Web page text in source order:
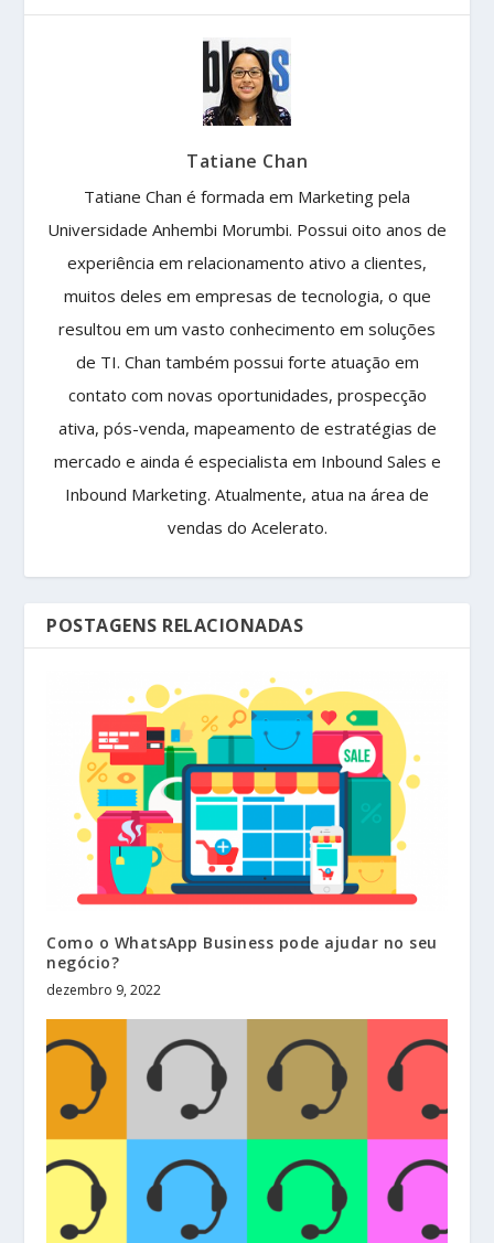
Tatiane Chan
Tatiane Chan é formada em Marketing pela
Universidade Anhembi Morumbi. Possui oito anos de
experiência em relacionamento ativo a clientes,
muitos deles em empresas de tecnologia, o que
resultou em um vasto conhecimento em soluções
de TI. Chan também possui forte atuação em
contato com novas oportunidades, prospecção
ativa, pós-venda, mapeamento de estratégias de
mercado e ainda é especialista em Inbound Sales e
Inbound Marketing. Atualmente, atua na área de
vendas do Acelerato.
POSTAGENS RELACIONADAS
Como o WhatsApp Business pode ajudar no seu
negócio?
dezembro 9, 2022